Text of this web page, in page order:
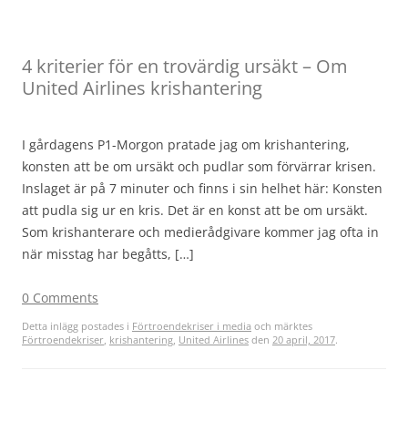
4 kriterier för en trovärdig ursäkt – Om
United Airlines krishantering
I gårdagens P1-Morgon pratade jag om krishantering,
konsten att be om ursäkt och pudlar som förvärrar krisen.
Inslaget är på 7 minuter och finns i sin helhet här: Konsten
att pudla sig ur en kris. Det är en konst att be om ursäkt.
Som krishanterare och medierådgivare kommer jag ofta in
när misstag har begåtts, […]
0 Comments
Detta inlägg postades i Förtroendekriser i media och märktes
Förtroendekriser, krishantering, United Airlines den 20 april, 2017.